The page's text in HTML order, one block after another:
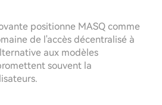
positionne MASQ comme
de l'accès décentralisé à
aux modèles
souvent la